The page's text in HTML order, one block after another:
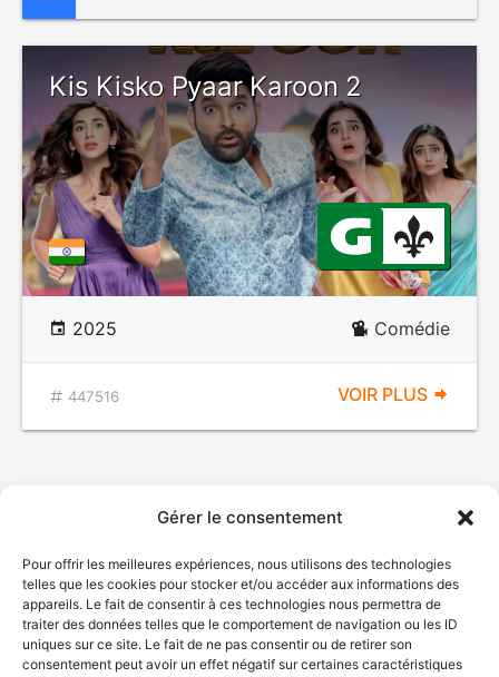
Gérer le consentement
Pour offrir les meilleures expériences, nous utilisons des technologies
telles que les cookies pour stocker et/ou accéder aux informations des
appareils. Le fait de consentir à ces technologies nous permettra de
traiter des données telles que le comportement de navigation ou les ID
uniques sur ce site. Le fait de ne pas consentir ou de retirer son
consentement peut avoir un effet négatif sur certaines caractéristiques
Kis Kisko Pyaar Karoon 2
2025 Comédie
447516 VOIR PLUS